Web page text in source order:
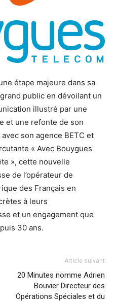
étape majeure dans sa
public en dévoilant un
illustré par une
et une refonte de son
son agence BETC et
« Avec Bouygues
», cette nouvelle
de l’opérateur de
des Français en
à leurs
et un engagement que
30 ans.
Article suivant
20 Minutes nomme Adrien
Bouvier Directeur des
Opérations Spéciales et du